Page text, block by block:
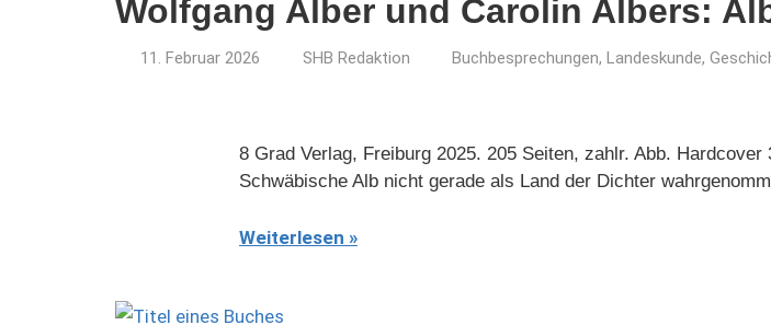
Wolfgang Alber und Carolin Albers:
11. Februar 2026 SHB Redaktion Buchbesprechungen, Landeskunde,
8 Grad Verlag, Freiburg 2025. 205 Seiten, zahlr. Abb.
Schwäbische Alb nicht gerade als Land der Dichter
Weiterlesen